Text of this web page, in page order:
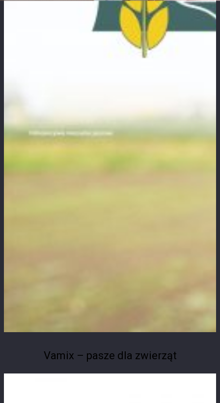
Vamix – pasze dla zwierząt